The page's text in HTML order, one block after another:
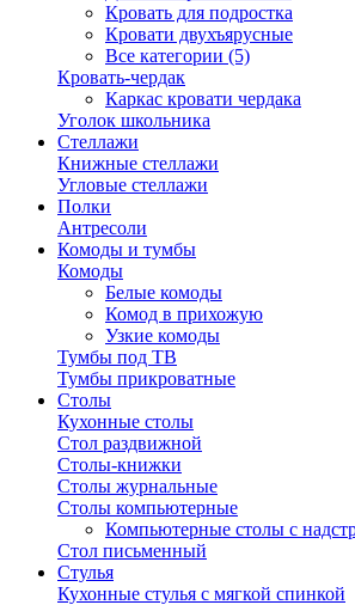
Кровать для подростка
Кровати двухъярусные
Все категории (5)
Кровать-чердак
Каркас кровати чердака
Уголок школьника
Стеллажи
Книжные стеллажи
Угловые стеллажи
Полки
Антресоли
Комоды и тумбы
Комоды
Белые комоды
Комод в прихожую
Узкие комоды
Тумбы под ТВ
Тумбы прикроватные
Столы
Кухонные столы
Стол раздвижной
Столы-книжки
Столы журнальные
Столы компьютерные
Компьютерные столы с
Стол письменный
Стулья
Кухонные стулья с мягкой спинкой